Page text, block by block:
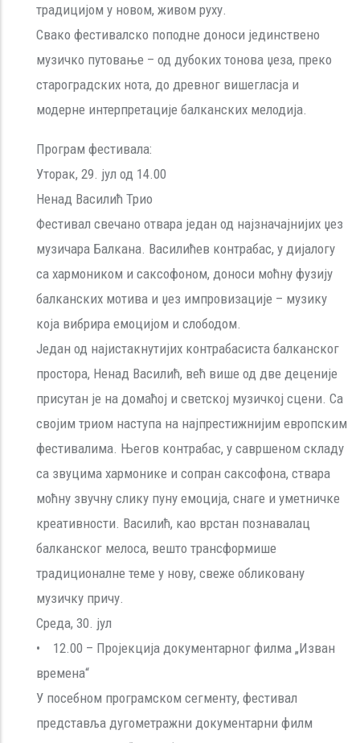
традицијом у новом, живом руху.
Свако фестивалско поподне доноси јединствено
музичко путовање – од дубоких тонова џеза, преко
староградских нота, до древног вишегласја и
модерне интерпретације балканских мелодија.
Програм фестивала:
Уторак, 29. јул од 14.00
Ненад Василић Трио
Фестивал свечано отвара један од најзначајнијих џез
музичара Балкана. Василићев контрабас, у дијалогу
са хармоником и саксофоном, доноси моћну фузију
балканских мотива и џез импровизације – музику
која вибрира емоцијом и слободом.
Један од најистакнутијих контрабасиста балканског
простора, Ненад Василић, већ више од две деценије
присутан је на домаћој и светској музичкој сцени. Са
својим триом наступа на најпрестижнијим европским
фестивалима. Његов контрабас, у савршеном складу
са звуцима хармонике и сопран саксофона, ствара
моћну звучну слику пуну емоција, снаге и уметничке
креативности. Василић, као врстан познавалац
балканског мелоса, вешто трансформише
традиционалне теме у нову, свеже обликовану
музичку причу.
Среда, 30. јул
• 12.00 – Пројекција документарног филма „Изван
времена“
У посебном програмском сегменту, фестивал
представља дугометражни документарни филм